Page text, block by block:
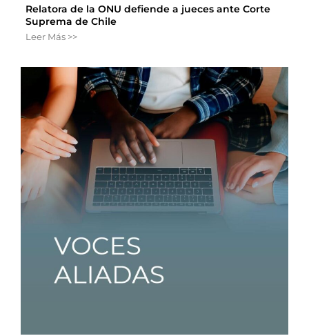
Relatora de la ONU defiende a jueces ante Corte
Suprema de Chile
Leer Más >>